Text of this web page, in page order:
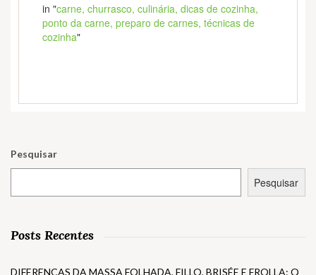
in "carne, churrasco, culinária, dicas de cozinha,
ponto da carne, preparo de carnes, técnicas de
cozinha"
Pesquisar
Pesquisar
Posts Recentes
DIFERENÇAS DA MASSA FOLHADA, FILLO, BRISÉE E FROLLA: Q